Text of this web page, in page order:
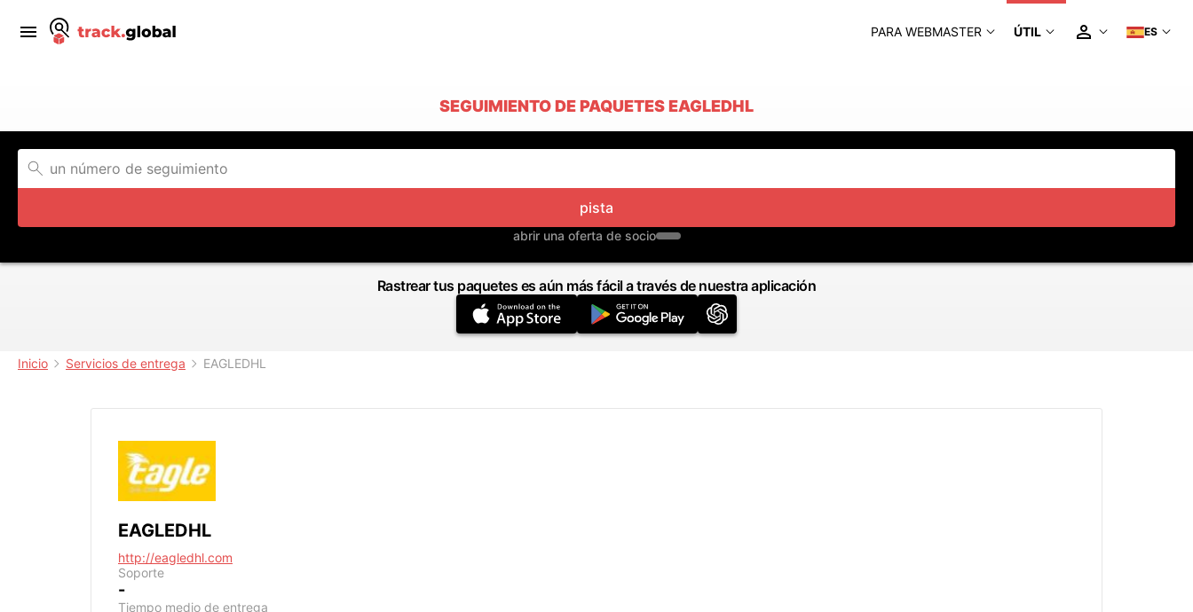
PARA WEBMASTER ÚTIL ES
SEGUIMIENTO DE PAQUETES EAGLEDHL
pista
abrir una oferta de socio
Rastrear tus paquetes es aún más fácil a través de nuestra aplicación
Inicio Servicios de entrega EAGLEDHL
EAGLEDHL
http://eagledhl.com
Soporte
-
Tiempo medio de entrega